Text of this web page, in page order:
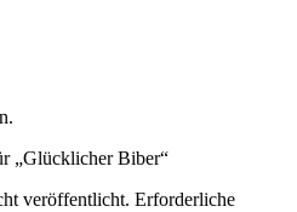
„Glücklicher Biber“
veröffentlicht. Erforderliche